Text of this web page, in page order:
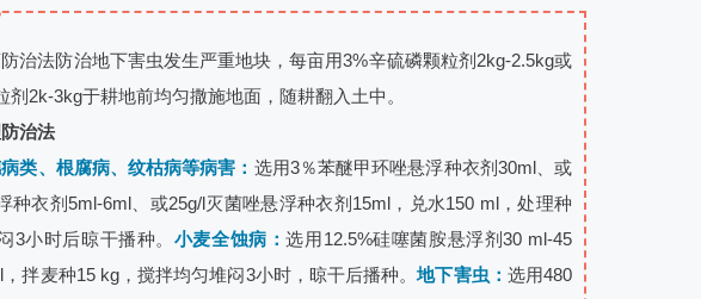
治法防治地下害虫发生严重地块，每亩用3%辛硫磷颗粒剂2kg-2.5kg或
剂2k-3kg于耕地前均匀撒施地面，随耕翻入土中。
治法
类、根腐病、纹枯病等病害： 选用3％苯醚甲环唑悬浮种衣剂30ml、或
种衣剂5ml-6ml、或25g/l灭菌唑悬浮种衣剂15ml，兑水150 ml，处理种
3小时后晾干播种。 小麦全蚀病：选用12.5%硅噻菌胺悬浮剂30 ml-45
，拌麦种15 kg，搅拌均匀堆闷3小时，晾干后播种。地下害虫： 选用480